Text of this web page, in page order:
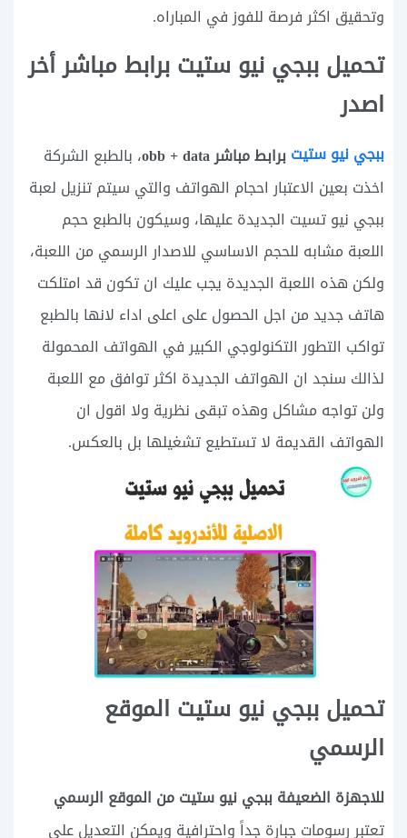
وتحقيق اكثر فرصة للفوز في المباراه.
تحميل ببجي نيو ستيت برابط مباشر أخر
اصدر
ببجي نيو ستيتبرابط مباشر‏ obb + data
، بالطبع الشركة
اخذت بعين الاعتبار احجام الهواتف والتي سيتم تنزيل لعبة
ببجي نيو تسيت الجديدة عليها، وسيكون بالطبع حجم
اللعبة مشابه للحجم الاساسي للاصدار الرسمي من اللعبة،
ولكن هذه اللعبة الجديدة يجب عليك ان تكون قد امتلكت
هاتف جديد من اجل الحصول على اعلى اداء لانها بالطبع
تواكب التطور التكنولوجي الكبير في الهواتف المحمولة
لذالك سنجد ان الهواتف الجديدة اكثر توافق مع اللعبة
ولن تواجه مشاكل وهذه تبقى نظرية ولا اقول ان
الهواتف القديمة لا تستطيع تشغيلها بل بالعكس.
تحميل ببجي نيو ستيت الموقع
الرسمي
للاجهزة الضعيفة ببجي نيو ستيت من الموقع الرسمي
تعتبر رسومات جبارة جداً واحترافية ويمكن التعديل على